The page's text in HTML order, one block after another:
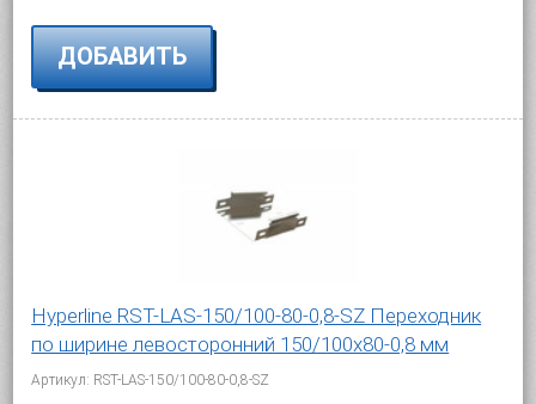
ДОБАВИТЬ
Hyperline RST-LAS-150/100-80-0,8-SZ Переходник
по ширине левосторонний 150/100x80-0,8 мм
Артикул: RST-LAS-150/100-80-0,8-SZ